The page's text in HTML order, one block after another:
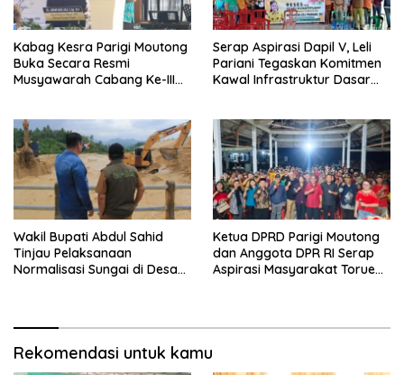
Kabag Kesra Parigi Moutong
Buka Secara Resmi
Musyawarah Cabang Ke-III
Serap Aspirasi Dapil V, Leli
Pariani Tegaskan Komitmen
Kawal Infrastruktur Dasar
Wakil Bupati Abdul Sahid
Tinjau Pelaksanaan
Normalisasi Sungai di Desa
Ketua DPRD Parigi Moutong
dan Anggota DPR RI Serap
Aspirasi Masyarakat Torue
Rekomendasi untuk kamu